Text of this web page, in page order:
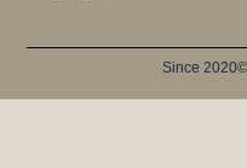
Since 2020